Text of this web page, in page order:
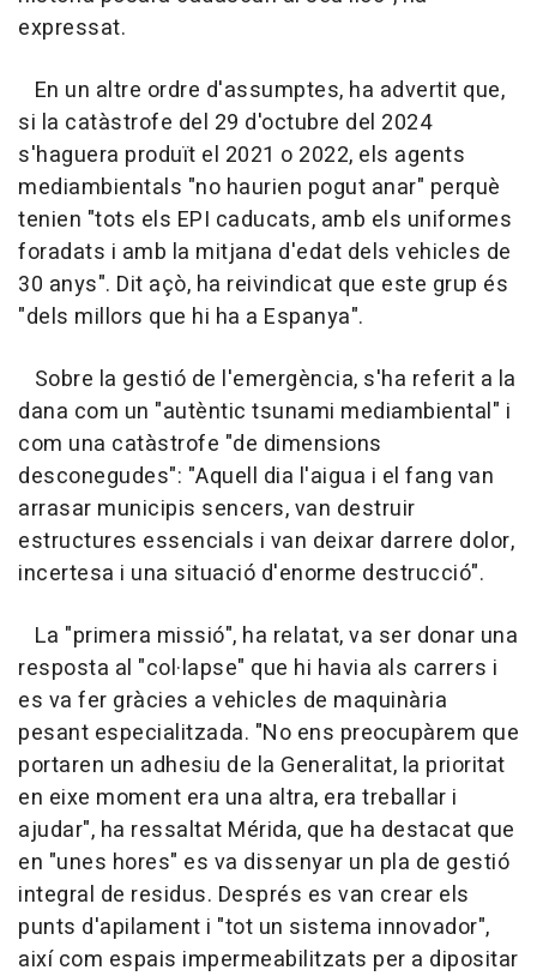
expressat.
En un altre ordre d'assumptes, ha advertit que,
si la catàstrofe del 29 d'octubre del 2024
s'haguera produït el 2021 o 2022, els agents
mediambientals "no haurien pogut anar" perquè
tenien "tots els EPI caducats, amb els uniformes
foradats i amb la mitjana d'edat dels vehicles de
30 anys". Dit açò, ha reivindicat que este grup és
"dels millors que hi ha a Espanya".
Sobre la gestió de l'emergència, s'ha referit a la
dana com un "autèntic tsunami mediambiental" i
com una catàstrofe "de dimensions
desconegudes": "Aquell dia l'aigua i el fang van
arrasar municipis sencers, van destruir
estructures essencials i van deixar darrere dolor,
incertesa i una situació d'enorme destrucció".
La "primera missió", ha relatat, va ser donar una
resposta al "col·lapse" que hi havia als carrers i
es va fer gràcies a vehicles de maquinària
pesant especialitzada. "No ens preocupàrem que
portaren un adhesiu de la Generalitat, la prioritat
en eixe moment era una altra, era treballar i
ajudar", ha ressaltat Mérida, que ha destacat que
en "unes hores" es va dissenyar un pla de gestió
integral de residus. Després es van crear els
punts d'apilament i "tot un sistema innovador",
així com espais impermeabilitzats per a dipositar